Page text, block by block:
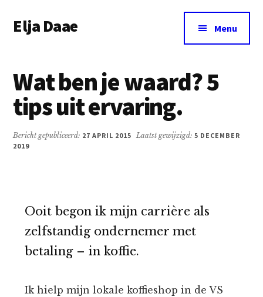
naar
naar
menu
Elja Daae
&
meer
Menu
Wat ben je waard? 5
tips uit ervaring.
Bericht gepubliceerd: 27 APRIL 2015 Laatst gewijzigd: 5 DECEMBER
2019
Ooit begon ik mijn carrière als
zelfstandig ondernemer met
betaling – in koffie.
Ik hielp mijn lokale koffieshop in de VS